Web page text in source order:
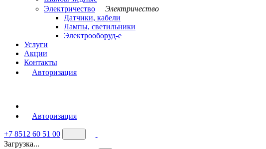
Электричество
Электричество
Датчики, кабели
Лампы, светильники
Электрооборуд-е
Услуги
Акции
Контакты
Авторизация
Авторизация
+7 8512 60 51 00
Загрузка...